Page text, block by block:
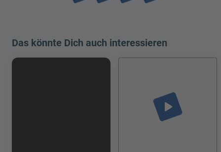
Das könnte Dich auch interessieren
play_arrow